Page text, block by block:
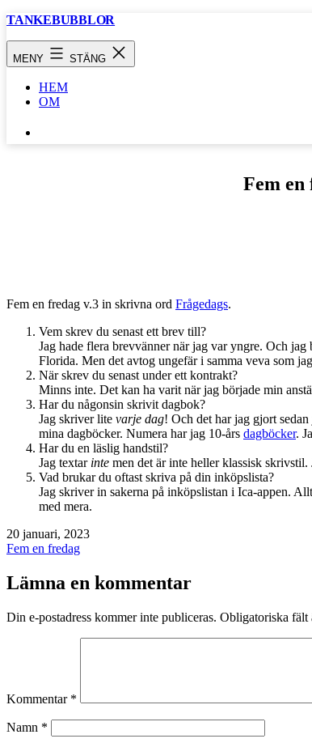
Hoppa
TANKEBUBBLOR
MENY STÄNG
HEM
OM
…
Fem
Fem en fredag v.3 in skrivna ord Frågedags.
Vem skrev du senast ett brev till?
Jag hade flera brevvänner när jag var yngre. Och
Florida. Men det avtog ungefär i samma veva som
När skrev du senast under ett kontrakt?
Minns inte. Det kan ha varit när jag började min
Har du någonsin skrivit dagbok?
Jag skriver lite varje dag! Och det har jag gjort
mina dagböcker. Numera har jag 10-års dagböcker.
Har du en läslig handstil?
Jag textar inte men det är inte heller klassisk
Vad brukar du oftast skriva på din inköpslista?
Jag skriver in sakerna på inköpslistan i Ica-appen.
med mera.
Publicerat
den
20 januari, 2023
Kategoriserat
Fem en fredag
Lämna en kommentar
Din e-postadress kommer inte publiceras. Obligatoriska fält
Kommentar *
Namn *